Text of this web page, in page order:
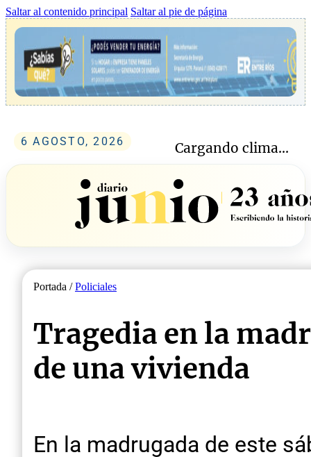
Saltar al contenido principal Saltar al pie de página
6 AGOSTO, 2026 Cargando clima...
Portada /Policiales
Tragedia en la
de una vivienda
En la madrugada de este